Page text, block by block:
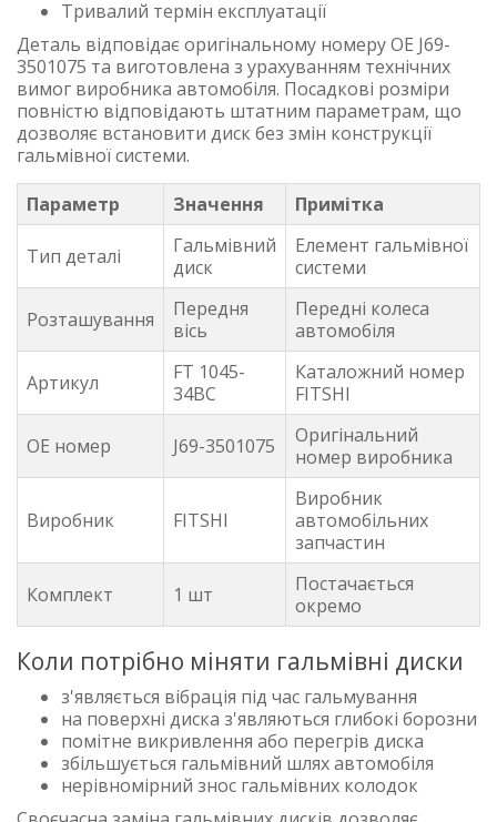
Тривалий термін експлуатації
Деталь відповідає оригінальному номеру OE J69-
3501075 та виготовлена з урахуванням технічних
вимог виробника автомобіля. Посадкові розміри
повністю відповідають штатним параметрам, що
дозволяє встановити диск без змін конструкції
гальмівної системи.
Параметр
Значення Примітка
Тип деталі
Гальмівний
диск
Елемент гальмівної
системи
Розташування
Передня
вісь
Передні колеса
автомобіля
Артикул
FT 1045-
34BC
Каталожний номер
FITSHI
OE номер J69-3501075
Оригінальний
номер виробника
Виробник FITSHI
Виробник
автомобільних
запчастин
Комплект 1 шт
Постачається
окремо
Коли потрібно міняти гальмівні диски
з'являється вібрація під час гальмування
на поверхні диска з'являються глибокі борозни
помітне викривлення або перегрів диска
збільшується гальмівний шлях автомобіля
нерівномірний знос гальмівних колодок